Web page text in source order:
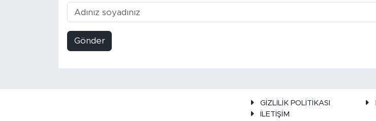
Gönder
GİZLİLİK POLİTİKASI
İLETİŞİM